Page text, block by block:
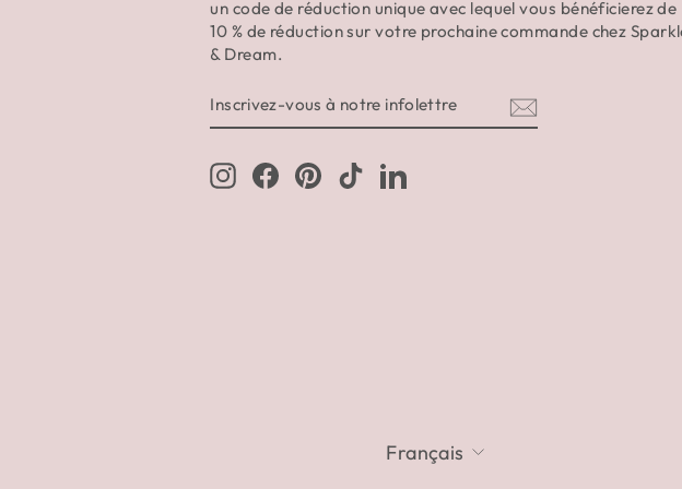
un code de réduction unique avec lequel vous bénéficierez de
10 % de réduction sur votre prochaine commande chez
& Dream.
VOUS
À
INFOLETTRE
InstagramFacebookPinterestTikTokLinkedIn
LANGUE
Français